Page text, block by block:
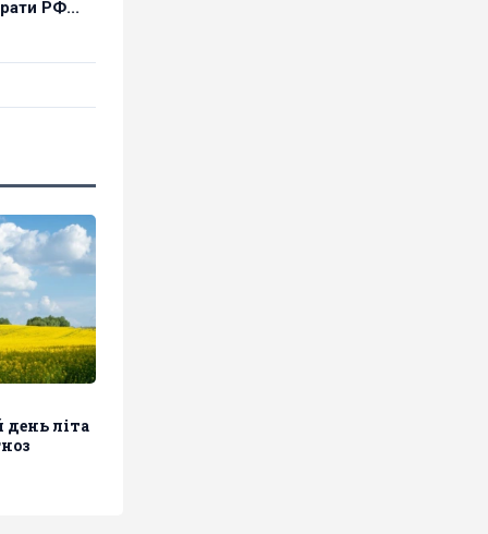
РФ...
літа